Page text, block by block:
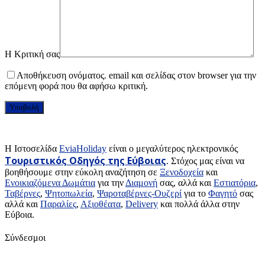
Η Κριτική σας
Αποθήκευση ονόματος. email και σελίδας στον browser για την
επόμενη φορά που θα αφήσω κριτική.
H Ιστοσελίδα EviaHoliday είναι ο μεγαλύτερος ηλεκτρονικός
Τουριστικός Οδηγός της Εύβοιας. Στόχος μας είναι να
βοηθήσουμε στην εύκολη αναζήτηση σε Ξενοδοχεία και
Ενοικιαζόμενα Δωμάτια για την Διαμονή σας, αλλά και Εστιατόρια,
Ταβέρνες, Ψητοπωλεία, Ψαροταβέρνες-Ουζερί για το Φαγητό σας
αλλά και Παραλίες, Αξιοθέατα, Delivery και πολλά άλλα στην
Εύβοια.
Σύνδεσμοι